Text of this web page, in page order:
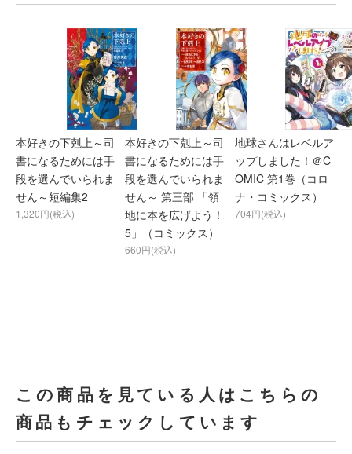
本好きの下剋上～司
書になるためには手
段を選んでいられま
せん～短編集2
1,320円(税込)
本好きの下剋上～司
書になるためには手
段を選んでいられま
せん～ 第三部 「領
地に本を広げよう！
5」（コミックス）
660円(税込)
地球さんはレベルア
ップしました！＠C
OMIC 第1巻（コロ
ナ・コミックス）
704円(税込)
この商品を見ている人はこちらの
商品もチェックしています